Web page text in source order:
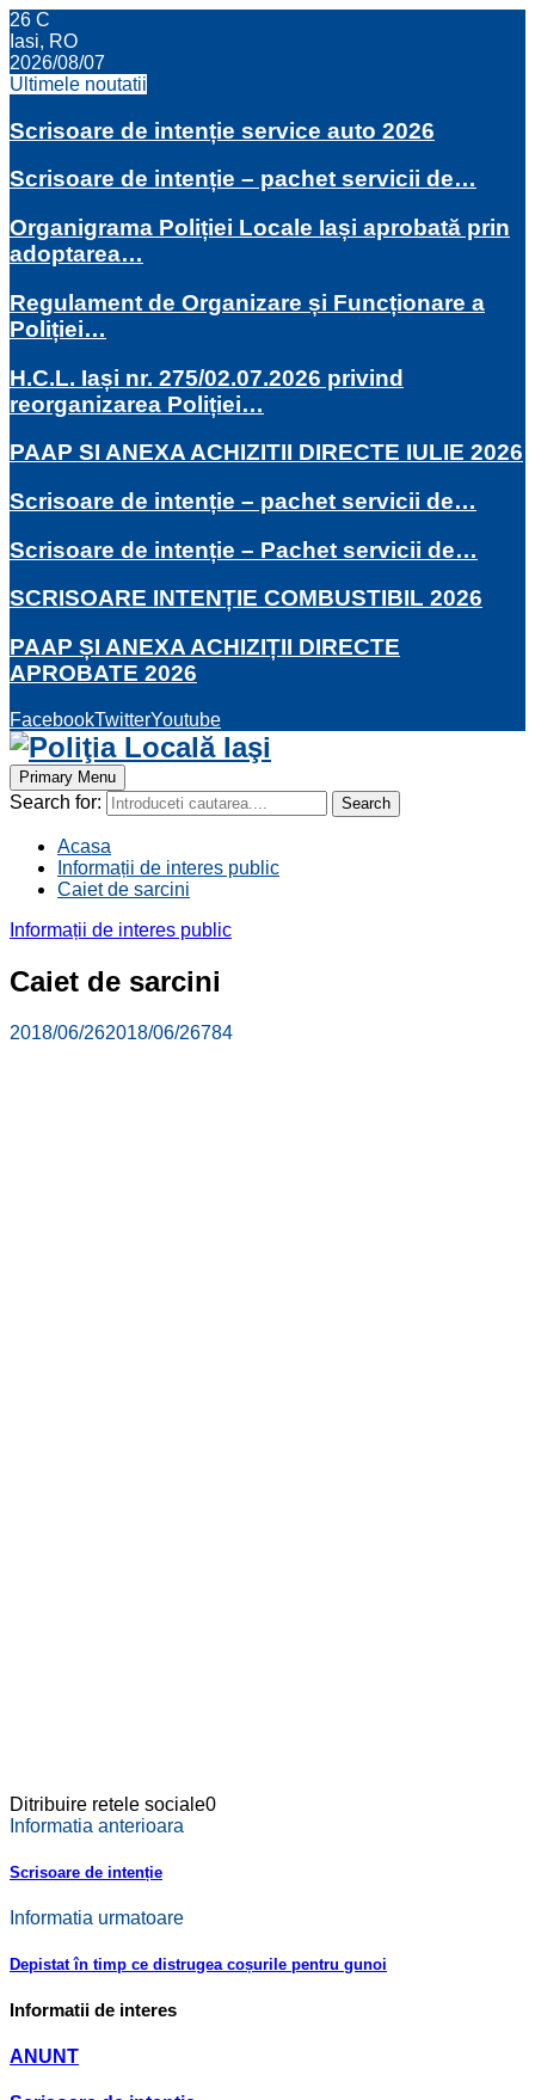
26 C
Iasi, RO
2026/08/07
Ultimele noutatii
Scrisoare de intenție service auto 2026
Scrisoare de intenție – pachet servicii de…
Organigrama Poliției Locale Iași aprobată prin
adoptarea…
Regulament de Organizare și Funcționare a
Poliției…
H.C.L. Iași nr. 275/02.07.2026 privind
reorganizarea Poliției…
PAAP SI ANEXA ACHIZITII DIRECTE IULIE 2026
Scrisoare de intenție – pachet servicii de…
Scrisoare de intenție – Pachet servicii de…
SCRISOARE INTENȚIE COMBUSTIBIL 2026
PAAP ȘI ANEXA ACHIZIȚII DIRECTE
APROBATE 2026
FacebookTwitterYoutube
Primary Menu
Search for: Search
Acasa
Informații de interes public
Caiet de sarcini
Informații de interes public
Caiet de sarcini
2018/06/262018/06/26784
Ditribuire retele sociale0
Informatia anterioara
Scrisoare de intenție
Informatia urmatoare
Depistat în timp ce distrugea coșurile pentru gunoi
Informatii de interes
ANUNT